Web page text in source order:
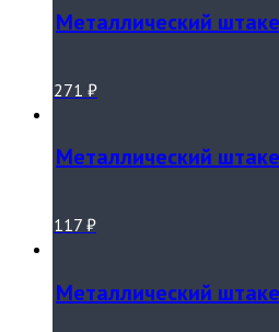
Металлический
271 ₽
Металлический
117 ₽
Металлический